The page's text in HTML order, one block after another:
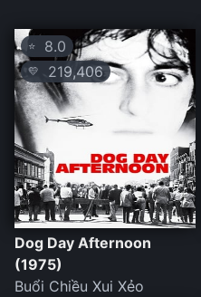
⭐ 8.0
💛 219,406
Dog Day Afternoon
(1975)
Buổi Chiều Xui Xẻo